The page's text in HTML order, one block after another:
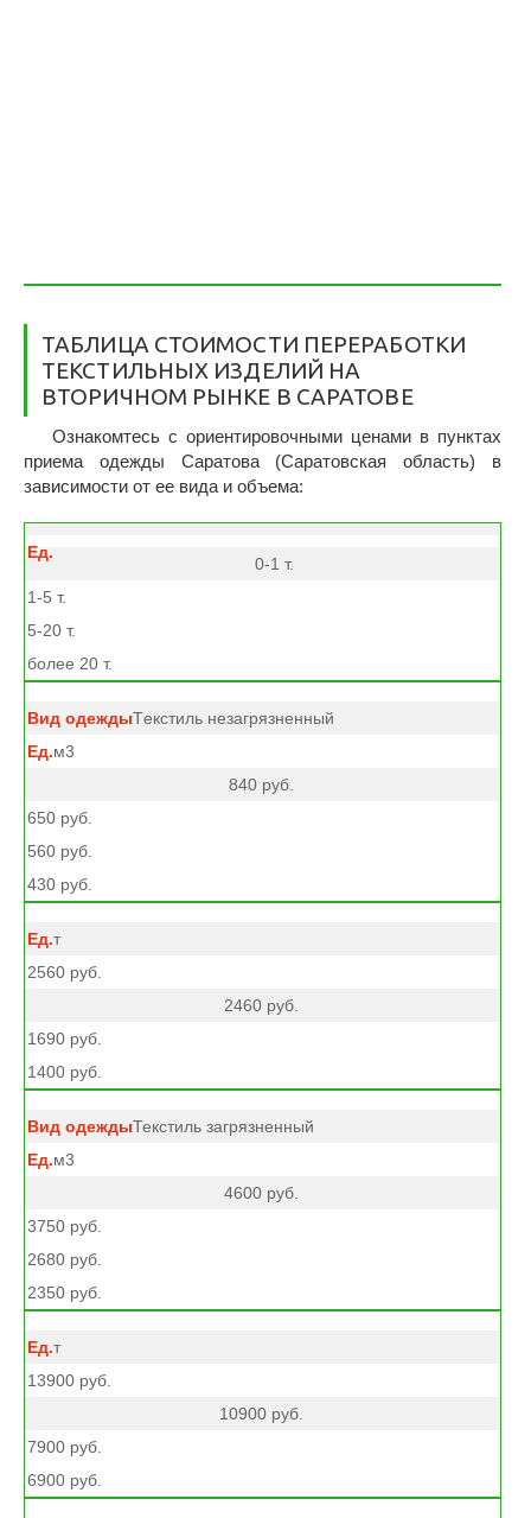
ТАБЛИЦА СТОИМОСТИ ПЕРЕРАБОТКИ
ТЕКСТИЛЬНЫХ ИЗДЕЛИЙ НА
ВТОРИЧНОМ РЫНКЕ В САРАТОВЕ
Ознакомтесь с ориентировочными ценами в пунктах
приема одежды Саратова (Саратовская область) в
зависимости от ее вида и объема:
0-1 т.
1-5 т.
5-20 т.
более 20 т.
Tекстиль незагрязненный
м3
840 руб.
650 руб.
560 руб.
430 руб.
т
2560 руб.
2460 руб.
1690 руб.
1400 руб.
Текстиль загрязненный
м3
4600 руб.
3750 руб.
2680 руб.
2350 руб.
т
13900 руб.
10900 руб.
7900 руб.
6900 руб.